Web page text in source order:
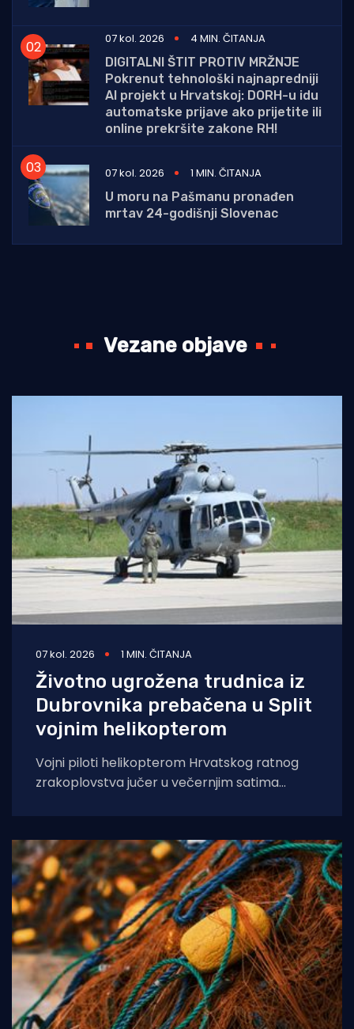
07 kol. 2026
4 MIN. ČITANJA
DIGITALNI ŠTIT PROTIV MRŽNJE
Pokrenut tehnološki najnapredniji
AI projekt u Hrvatskoj: DORH-u idu
automatske prijave ako prijetite ili
online prekršite zakone RH!
07 kol. 2026
1 MIN. ČITANJA
U moru na Pašmanu pronađen
mrtav 24-godišnji Slovenac
Vezane objave
07 kol. 2026 1 MIN. ČITANJA
Životno ugrožena trudnica iz
Dubrovnika prebačena u Split
vojnim helikopterom
Vojni piloti helikopterom Hrvatskog ratnog
zrakoplovstva jučer u večernjim satima